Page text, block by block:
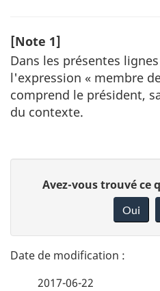
[Note 1]
Dans les présentes
l'expression « membre
comprend le président,
du contexte.
t
a
n
Avez-vous trouvé ce
Oui
2017-06-22